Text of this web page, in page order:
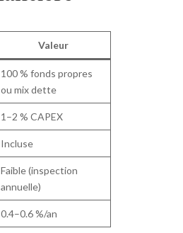
Valeur
100 % fonds propres
ou mix dette
1–2 % CAPEX
Incluse
Faible (inspection
annuelle)
0.4–0.6 %/an